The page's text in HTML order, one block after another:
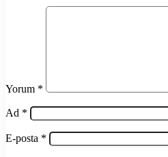
Yorum *
Ad *
E-posta *